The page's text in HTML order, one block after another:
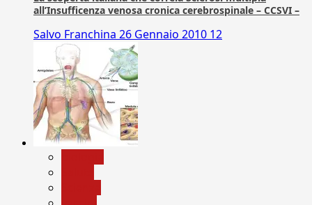
all’Insufficenza venosa cronica cerebrospinale – CCSVI –
Salvo Franchina 26 Gennaio 2010 12